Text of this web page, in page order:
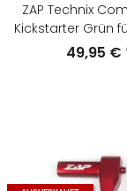
ZAP Technix
Kickstarter Grün
S51 , S70 , S53
49,95 €